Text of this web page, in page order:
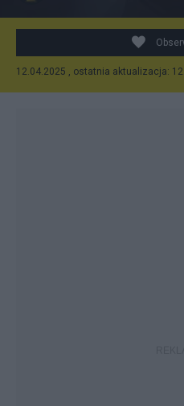
12.04.2025 , ostatnia aktualizacja: